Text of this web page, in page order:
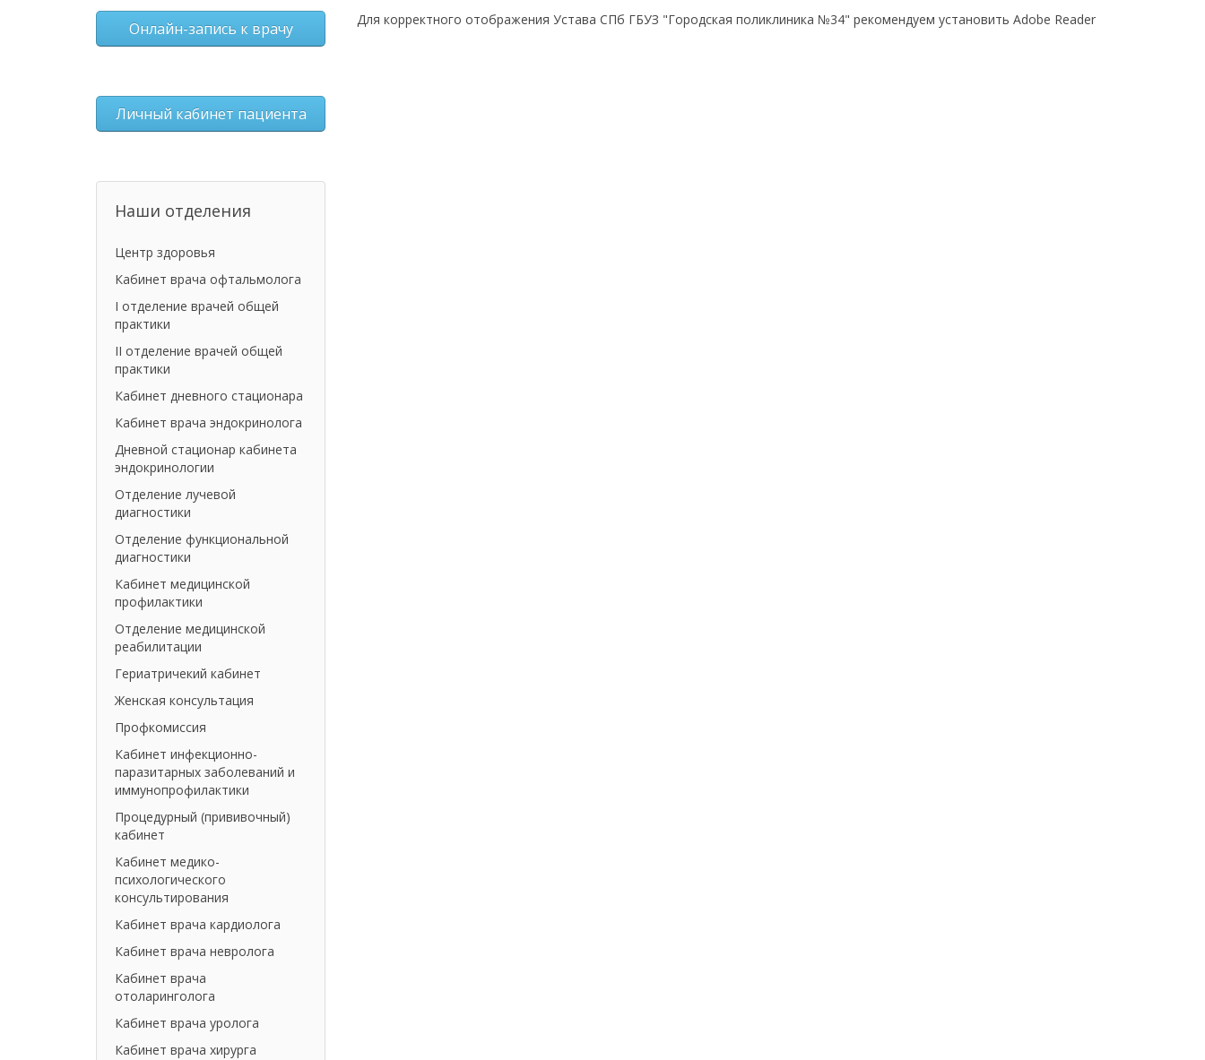
Для корректного отображения Устава СПб ГБУЗ "Городская поликлиника №34" рекомендуем установить Adobe Reader
Онлайн-запись к врачу
Личный кабинет пациента
Наши отделения
Центр здоровья
Кабинет врача офтальмолога
I отделение врачей общей
практики
II отделение врачей общей
практики
Кабинет дневного стационара
Кабинет врача эндокринолога
Дневной стационар кабинета
эндокринологии
Отделение лучевой
диагностики
Отделение функциональной
диагностики
Кабинет медицинской
профилактики
Отделение медицинской
реабилитации
Гериатричекий кабинет
Женская консультация
Профкомиссия
Кабинет инфекционно-
паразитарных заболеваний и
иммунопрофилактики
Процедурный (прививочный)
кабинет
Кабинет медико-
психологического
консультирования
Кабинет врача кардиолога
Кабинет врача невролога
Кабинет врача
отоларинголога
Кабинет врача уролога
Кабинет врача хирурга